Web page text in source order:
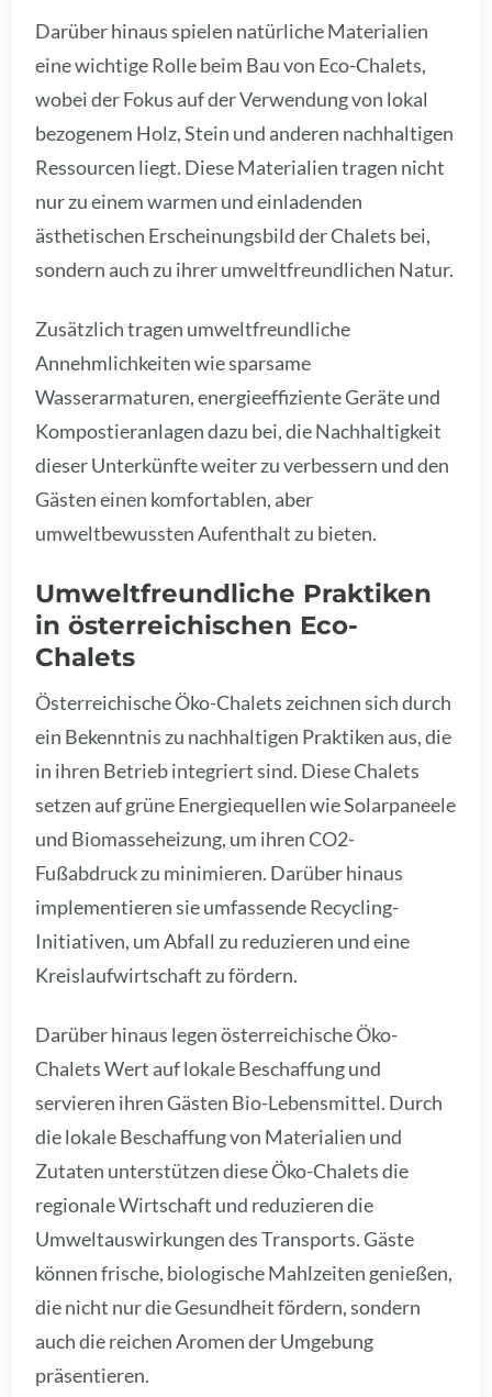
Darüber hinaus spielen natürliche Materialien
eine wichtige Rolle beim Bau von Eco-Chalets,
wobei der Fokus auf der Verwendung von lokal
bezogenem Holz, Stein und anderen nachhaltigen
Ressourcen liegt. Diese Materialien tragen nicht
nur zu einem warmen und einladenden
ästhetischen Erscheinungsbild der Chalets bei,
sondern auch zu ihrer umweltfreundlichen Natur.
Zusätzlich tragen umweltfreundliche
Annehmlichkeiten wie sparsame
Wasserarmaturen, energieeffiziente Geräte und
Kompostieranlagen dazu bei, die Nachhaltigkeit
dieser Unterkünfte weiter zu verbessern und den
Gästen einen komfortablen, aber
umweltbewussten Aufenthalt zu bieten.
Umweltfreundliche Praktiken
in österreichischen Eco-
Chalets
Österreichische Öko-Chalets zeichnen sich durch
ein Bekenntnis zu nachhaltigen Praktiken aus, die
in ihren Betrieb integriert sind. Diese Chalets
setzen auf grüne Energiequellen wie Solarpaneele
und Biomasseheizung, um ihren CO2-
Fußabdruck zu minimieren. Darüber hinaus
implementieren sie umfassende Recycling-
Initiativen, um Abfall zu reduzieren und eine
Kreislaufwirtschaft zu fördern.
Darüber hinaus legen österreichische Öko-
Chalets Wert auf lokale Beschaffung und
servieren ihren Gästen Bio-Lebensmittel. Durch
die lokale Beschaffung von Materialien und
Zutaten unterstützen diese Öko-Chalets die
regionale Wirtschaft und reduzieren die
Umweltauswirkungen des Transports. Gäste
können frische, biologische Mahlzeiten genießen,
die nicht nur die Gesundheit fördern, sondern
auch die reichen Aromen der Umgebung
präsentieren.